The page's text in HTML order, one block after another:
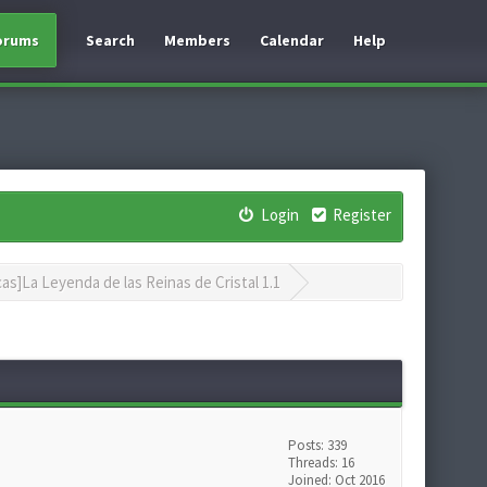
Search Members Calendar Help
Login Register
Leyenda de las Reinas de Cristal 1.1
Posts: 339
Threads: 16
Joined: Oct 2016